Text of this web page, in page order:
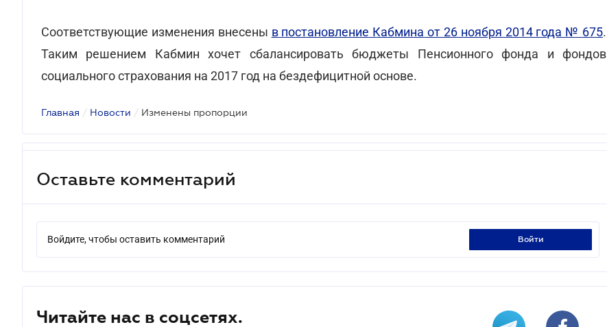
Соответствующие изменения внесены в постановление Кабмина от 26 ноября 2014 года № 675.
Таким решением Кабмин хочет сбалансировать бюджеты Пенсионного фонда и фондов
социального страхования на 2017 год на бездефицитной основе.
Главная / Новости / Изменены пропорции
Оставьте комментарий
Войдите, чтобы оставить комментарий войти
Читайте нас в соцсетях.